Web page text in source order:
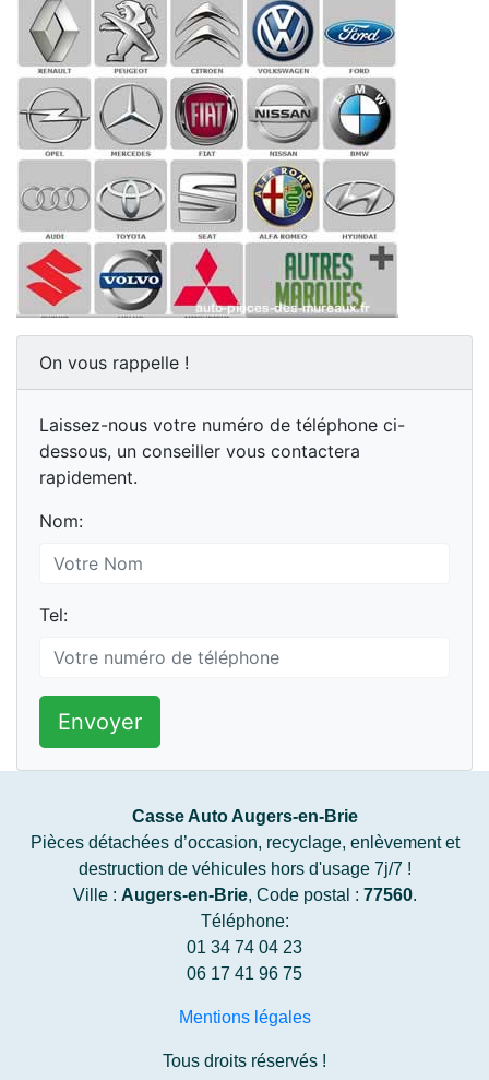
On vous rappelle !
Laissez-nous votre numéro de téléphone ci-
dessous, un conseiller vous contactera
rapidement.
Nom:
Tel:
Envoyer
Casse Auto Augers-en-Brie
Pièces détachées d’occasion, recyclage, enlèvement et
destruction de véhicules hors d'usage 7j/7 !
Ville : Augers-en-Brie, Code postal : 77560.
Téléphone:
01 34 74 04 23
06 17 41 96 75
Mentions légales
Tous droits réservés !